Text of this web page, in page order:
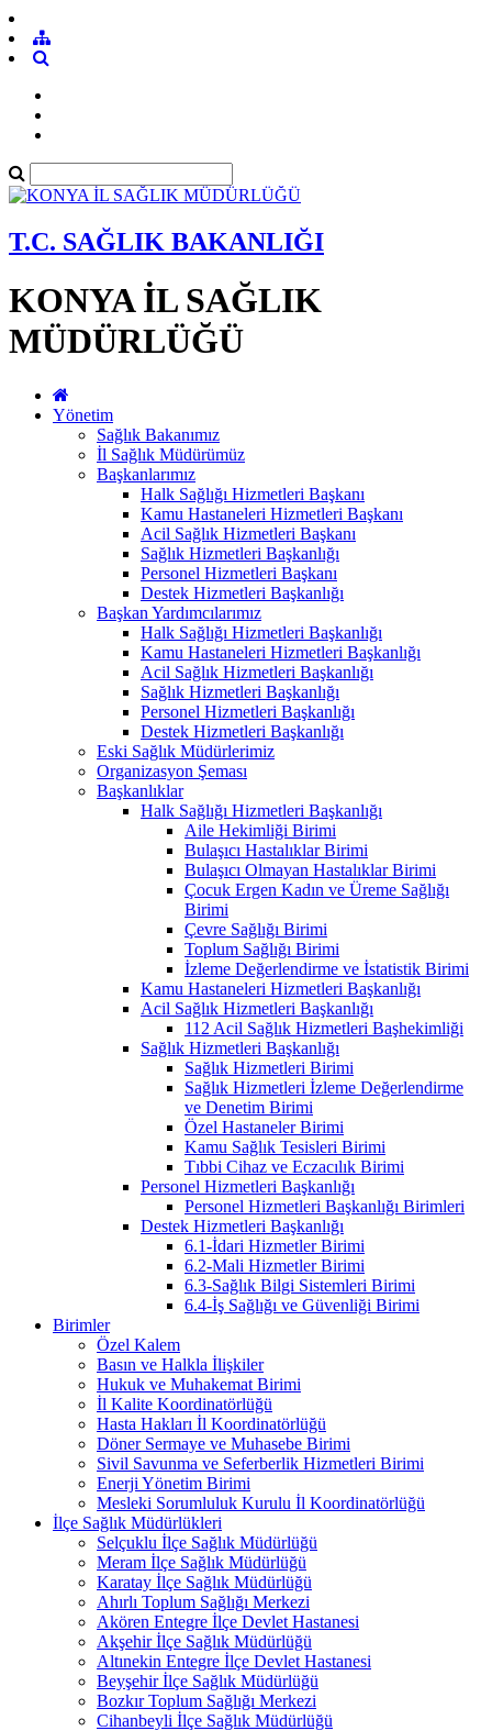
T.C. SAĞLIK BAKANLIĞI
KONYA İL SAĞLIK
MÜDÜRLÜĞÜ
Yönetim
Sağlık Bakanımız
İl Sağlık Müdürümüz
Başkanlarımız
Halk Sağlığı Hizmetleri Başkanı
Kamu Hastaneleri Hizmetleri Başkanı
Acil Sağlık Hizmetleri Başkanı
Sağlık Hizmetleri Başkanlığı
Personel Hizmetleri Başkanı
Destek Hizmetleri Başkanlığı
Başkan Yardımcılarımız
Halk Sağlığı Hizmetleri Başkanlığı
Kamu Hastaneleri Hizmetleri Başkanlığı
Acil Sağlık Hizmetleri Başkanlığı
Sağlık Hizmetleri Başkanlığı
Personel Hizmetleri Başkanlığı
Destek Hizmetleri Başkanlığı
Eski Sağlık Müdürlerimiz
Organizasyon Şeması
Başkanlıklar
Halk Sağlığı Hizmetleri Başkanlığı
Aile Hekimliği Birimi
Bulaşıcı Hastalıklar Birimi
Bulaşıcı Olmayan Hastalıklar Birimi
Çocuk Ergen Kadın ve Üreme Sağlığı
Birimi
Çevre Sağlığı Birimi
Toplum Sağlığı Birimi
İzleme Değerlendirme ve İstatistik Birimi
Kamu Hastaneleri Hizmetleri Başkanlığı
Acil Sağlık Hizmetleri Başkanlığı
112 Acil Sağlık Hizmetleri Başhekimliği
Sağlık Hizmetleri Başkanlığı
Sağlık Hizmetleri Birimi
Sağlık Hizmetleri İzleme Değerlendirme
ve Denetim Birimi
Özel Hastaneler Birimi
Kamu Sağlık Tesisleri Birimi
Tıbbi Cihaz ve Eczacılık Birimi
Personel Hizmetleri Başkanlığı
Personel Hizmetleri Başkanlığı Birimleri
Destek Hizmetleri Başkanlığı
6.1-İdari Hizmetler Birimi
6.2-Mali Hizmetler Birimi
6.3-Sağlık Bilgi Sistemleri Birimi
6.4-İş Sağlığı ve Güvenliği Birimi
Birimler
Özel Kalem
Basın ve Halkla İlişkiler
Hukuk ve Muhakemat Birimi
İl Kalite Koordinatörlüğü
Hasta Hakları İl Koordinatörlüğü
Döner Sermaye ve Muhasebe Birimi
Sivil Savunma ve Seferberlik Hizmetleri Birimi
Enerji Yönetim Birimi
Mesleki Sorumluluk Kurulu İl Koordinatörlüğü
İlçe Sağlık Müdürlükleri
Selçuklu İlçe Sağlık Müdürlüğü
Meram İlçe Sağlık Müdürlüğü
Karatay İlçe Sağlık Müdürlüğü
Ahırlı Toplum Sağlığı Merkezi
Akören Entegre İlçe Devlet Hastanesi
Akşehir İlçe Sağlık Müdürlüğü
Altınekin Entegre İlçe Devlet Hastanesi
Beyşehir İlçe Sağlık Müdürlüğü
Bozkır Toplum Sağlığı Merkezi
Cihanbeyli İlçe Sağlık Müdürlüğü